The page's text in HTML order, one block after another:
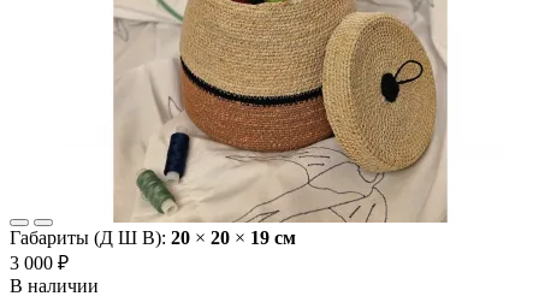
Габариты (Д Ш В): 20 × 20 × 19 cм
3 000 ₽
В наличии